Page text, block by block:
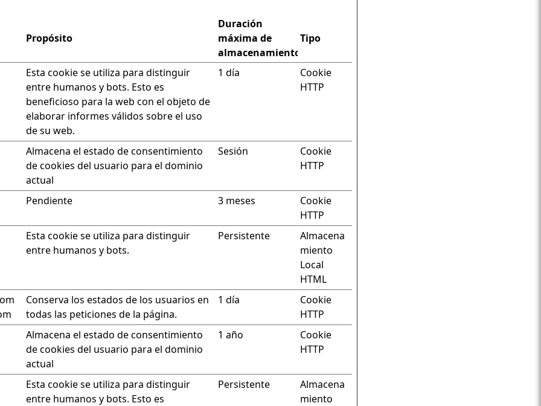
Propósito
Duración
máxima de
almacenamiento
Tipo
Esta cookie se utiliza para distinguir
entre humanos y bots. Esto es
beneficioso para la web con el objeto de
elaborar informes válidos sobre el uso
de su web.
1 día
Cookie
HTTP
Almacena el estado de consentimiento
de cookies del usuario para el dominio
actual
Sesión
Cookie
HTTP
Pendiente 3 meses
Cookie
HTTP
Esta cookie se utiliza para distinguir
entre humanos y bots.
Persistente
Almacena
miento
Local
HTML
Conserva los estados de los usuarios en
todas las peticiones de la página.
1 día
Cookie
HTTP
Almacena el estado de consentimiento
de cookies del usuario para el dominio
actual
1 año
Cookie
HTTP
Esta cookie se utiliza para distinguir
entre humanos y bots. Esto es
Persistente
Almacena
miento